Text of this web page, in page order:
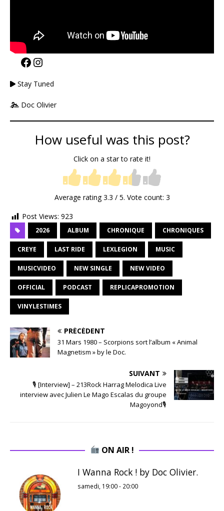
Stay Tuned
Doc Olivier
How useful was this post?
Click on a star to rate it!
Average rating3.3 / 5. Vote count: 3
Post Views: 923
2026 ALBUM CHRONIQUE CHRONIQUES
CREYE LAST RIDE LEXLEGION MUSIC
MUSICVIDEO NEW SINGLE NEW VIDEO
OFFICIAL PODCAST REPLICAPROMOTION
VINYLESTIMES
PRÉCÉDENT
31 Mars 1980 – Scorpions sort l’album « Animal
Magnetism » by le Doc.
SUIVANT
🎙 [Interview] – 213Rock Harrag Melodica Live
interview avec Julien Le Mago Escalas du groupe
Magoyond🎙
ON AIR !
I Wanna Rock ! by Doc Olivier.
samedi, 19:00- 20:00